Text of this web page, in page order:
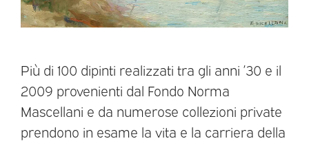
Più di 100 dipinti realizzati tra gli anni ’30 e il
2009 provenienti dal Fondo Norma
Mascellani e da numerose collezioni private
prendono in esame la vita e la carriera della